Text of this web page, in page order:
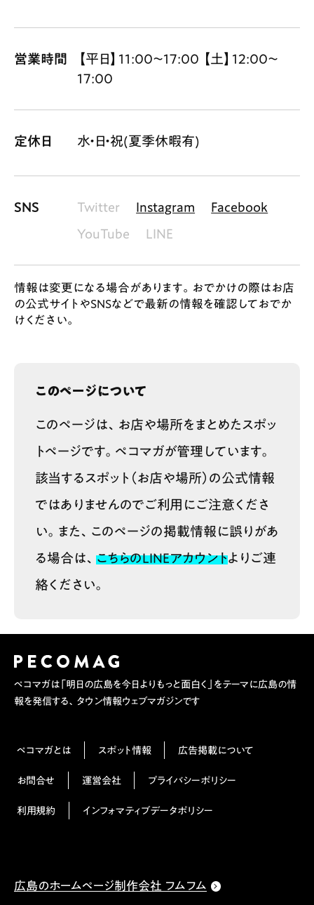
営業時間
【平日】11:00〜17:00 【土】12:00〜
17:00
定休日 水・日・祝(夏季休暇有)
SNS Twitter Instagram
Facebook
YouTube
LINE
情報は変更になる場合があります。おでかけの際はお店
の公式サイトやSNSなどで最新の情報を確認しておでか
けください。
このページについて
このページは、お店や場所をまとめたスポッ
トページです。ペコマガが管理しています。
該当するスポット（お店や場所）の公式情報
ではありませんのでご利用にご注意くださ
い。また、このページの掲載情報に誤りがあ
る場合は、 こちらのLINEアカウントよりご連
絡ください。
ペコマガは「明日の広島を今日よりもっと面白く」をテーマに広島の情
報を発信する、タウン情報ウェブマガジンです
ペコマガとは スポット情報 広告掲載について
お問合せ 運営会社 プライバシーポリシー
利用規約 インフォマティブデータポリシー
広島のホームページ制作会社 フムフム